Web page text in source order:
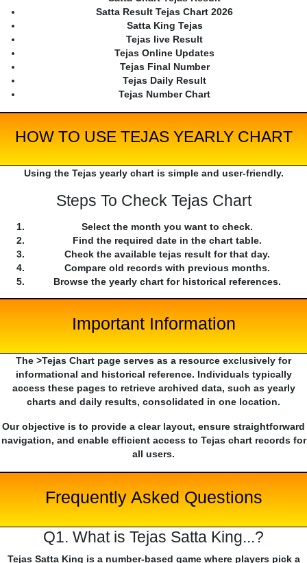
Satta Result Tejas Chart 2026
Satta King Tejas
Tejas live Result
Tejas Online Updates
Tejas Final Number
Tejas Daily Result
Tejas Number Chart
HOW TO USE TEJAS YEARLY CHART
Using the Tejas yearly chart is simple and user-friendly.
Steps To Check Tejas Chart
Select the month you want to check.
Find the required date in the chart table.
Check the available tejas result for that day.
Compare old records with previous months.
Browse the yearly chart for historical references.
Important Information
The >Tejas Chart page serves as a resource exclusively for
informational and historical reference. Individuals typically
access these pages to retrieve archived data, such as yearly
charts and daily results, consolidated in one location.
Our objective is to provide a clear layout, ensure straightforward
navigation, and enable efficient access to Tejas chart records for
all users.
Frequently Asked Questions
Q1. What is Tejas Satta King...?
Tejas Satta King is a number-based game where players pick a